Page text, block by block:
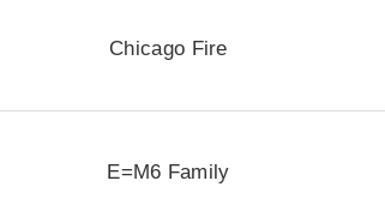
Chicago Fire
E=M6 Family